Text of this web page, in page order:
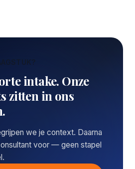
intake. Onze
zitten in ons
we je context. Daarna
voor — geen stapel